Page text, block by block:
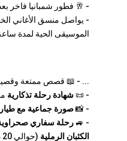
- 🥂 فطور شمبانيا فاخر
الموسيقى الحية لمدة ساعة
... - 📖 قصص ممتعة
- 📜شهادة رحلة تذكارية
- 📸صورة جماعية مع
- 🚙رحلة سفاري
الكثبان الرملية (حوالي 20 دقيقة)